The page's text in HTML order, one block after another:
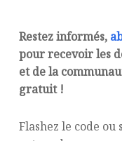
Restez informés,
pour recevoir les
et de la
gratuit !
Flashez le code ou